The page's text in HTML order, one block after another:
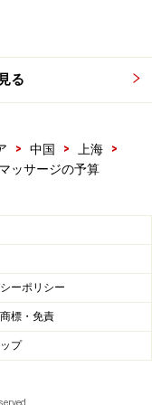
る
> 中国 > 上海
>
ッサージの予算
ーポリシー
標・免責
プ